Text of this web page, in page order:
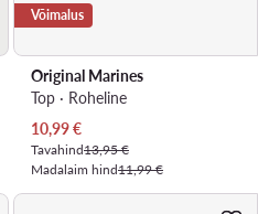
Võimalus
Original Marines
Top · Roheline
Praegune hind
10,99€
Tavahind13,95 €
Madalaim hind11,99 €